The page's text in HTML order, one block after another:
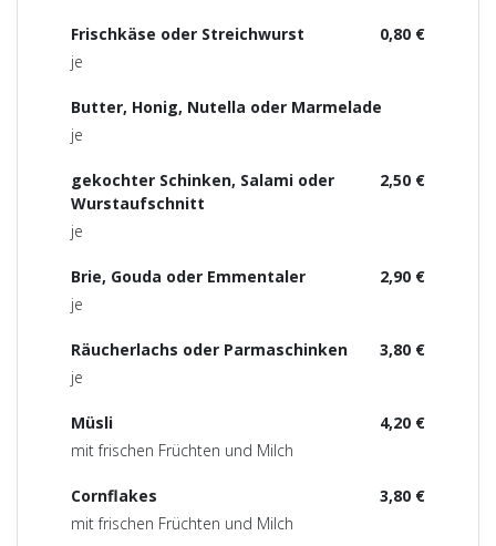
0,80 €
Frischkäse oder Streichwurst
je
Butter, Honig, Nutella oder Marmelade
je
2,50 €
gekochter Schinken, Salami oder
Wurstaufschnitt
je
2,90 €
Brie, Gouda oder Emmentaler
je
3,80 €
Räucherlachs oder Parmaschinken
je
4,20 €
Müsli
mit frischen Früchten und Milch
3,80 €
Cornflakes
mit frischen Früchten und Milch